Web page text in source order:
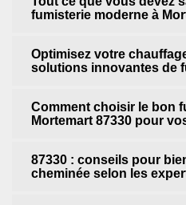
fumisterie moderne à
Optimisez votre
solutions innovantes de
Comment choisir le bon
Mortemart 87330 pour
87330 : conseils pour
cheminée selon les